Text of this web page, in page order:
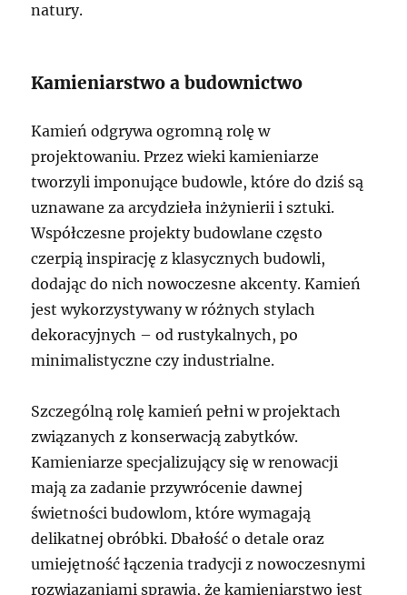
natury.
Kamieniarstwo a budownictwo
Kamień odgrywa ogromną rolę w
projektowaniu. Przez wieki kamieniarze
tworzyli imponujące budowle, które do dziś są
uznawane za arcydzieła inżynierii i sztuki.
Współczesne projekty budowlane często
czerpią inspirację z klasycznych budowli,
dodając do nich nowoczesne akcenty. Kamień
jest wykorzystywany w różnych stylach
dekoracyjnych – od rustykalnych, po
minimalistyczne czy industrialne.
Szczególną rolę kamień pełni w projektach
związanych z konserwacją zabytków.
Kamieniarze specjalizujący się w renowacji
mają za zadanie przywrócenie dawnej
świetności budowlom, które wymagają
delikatnej obróbki. Dbałość o detale oraz
umiejętność łączenia tradycji z nowoczesnymi
rozwiązaniami sprawia, że kamieniarstwo jest